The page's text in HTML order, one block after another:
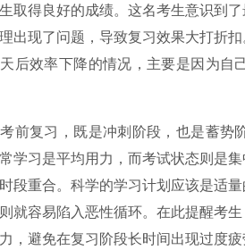
取得良好的成绩。这名考生意识到
出现了问题，导致复习效果大打折
后效率下降的情况，主要是因为自
前复习，既是冲刺阶段，也是蓄势
学习是平均用力，而考试状态则是
段重合。科学的学习计划应该是适
就容易陷入恶性循环。在此提醒考
，避免在复习阶段长时间出现过度疲